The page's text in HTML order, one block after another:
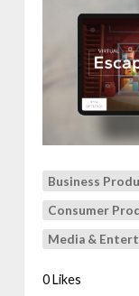
r
G
i
f
t
a
g
m
e
m
e
t
Business
Consumer
Media &
0 Likes